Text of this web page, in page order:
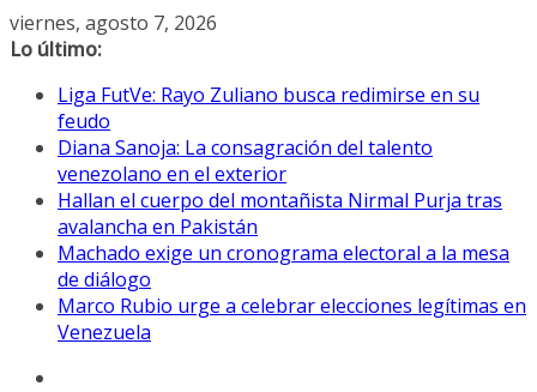
Saltar
al
viernes, agosto 7, 2026
Lo último:
Liga FutVe: Rayo Zuliano busca redimirse en su
feudo
Diana Sanoja: La consagración del talento
venezolano en el exterior
Hallan el cuerpo del montañista Nirmal Purja tras
avalancha en Pakistán
Machado exige un cronograma electoral a la mesa
de diálogo
Marco Rubio urge a celebrar elecciones legítimas en
Venezuela